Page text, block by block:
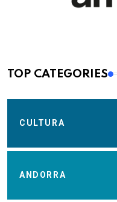
TOP CATEGORIES
CULTURA
ANDORRA